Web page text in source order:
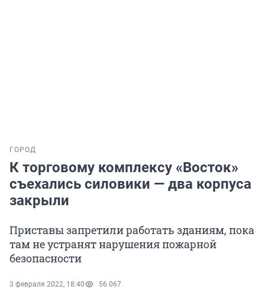
ГОРОД
К торговому комплексу «Восток»
съехались силовики — два корпуса
закрыли
Приставы запретили работать зданиям, пока
там не устранят нарушения пожарной
безопасности
3 февраля 2022, 18:40 56 067